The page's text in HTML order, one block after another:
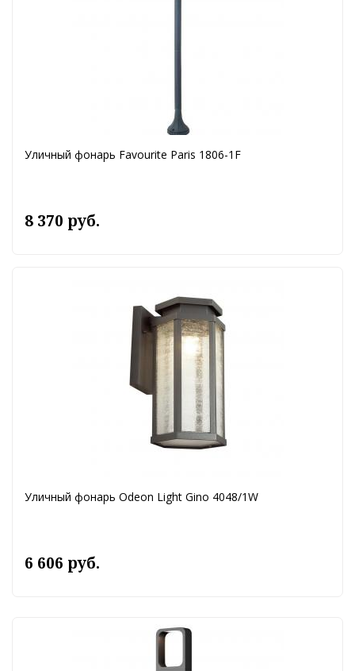
Уличный фонарь Favourite Paris 1806-1F
8 370 руб.
Уличный фонарь Odeon Light Gino 4048/1W
6 606 руб.